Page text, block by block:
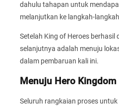
dahulu tahapan untuk
melanjutkan ke langkah-
Setelah King of Heroes berhasil
selanjutnya adalah menuju
dalam pembaruan kali ini.
Menuju Hero Kingdom
Seluruh rangkaian proses